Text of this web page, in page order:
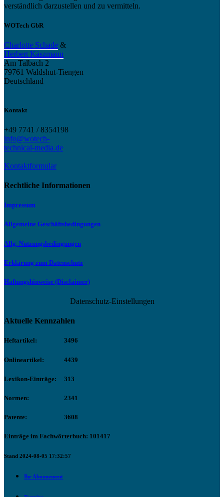
verständlich darzustellen und zu vermitteln.
WOTech GbR
Charlotte Schade &
Herbert Käszmann
Am Talbach 2
79761 Waldshut-Tiengen
Deutschland
Kontakt
+49 7741 / 8354198
info@wotech-
technical-media.de
Kontaktformular
Rechtliche Informationen
Impressum
Allgemeine Geschäftsbedingungen
Allg. Nutzungsbedingungen
Erklärung zum Datenschutz
Haftungshinweise (Disclaimer)
Datenschutz-Einstellungen
Aktuelle Kennzahlen
Heftartikel: 3496
Onlineartikel: 4439
Lexikon-Einträge: 313
Normen: 2341
Patente: 3608
Einträge im Fachwörterbuch: 101417
Stand 2024-08-05 17:32:57
Ihr Abonnement